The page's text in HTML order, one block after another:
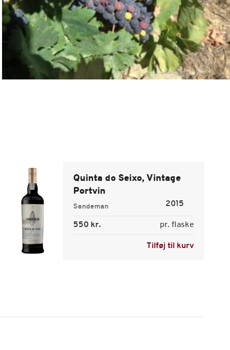
Quinta do Seixo, Vintage
Portvin
Sandeman 2015
550 kr. pr. flaske
Tilføj til kurv